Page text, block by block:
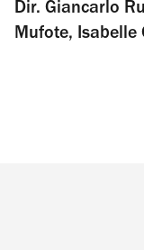
Dir. Giancarlo
Mufote, Isabelle